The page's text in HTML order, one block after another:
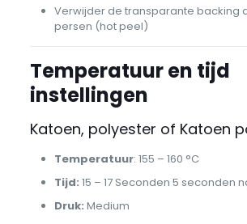
Verwijder de transparante backing
persen (hot peel)
Temperatuur en tijd
instellingen
Katoen, polyester of Katoen
Temperatuur: 155 – 160 °C
Tijd: 15 – 17 Seconden 5 seconden
Druk: Medium